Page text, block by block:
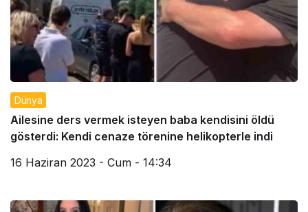
Dünya
Ailesine ders vermek isteyen baba kendisini öldü
gösterdi: Kendi cenaze törenine helikopterle indi
16 Haziran 2023 - Cum - 14:34